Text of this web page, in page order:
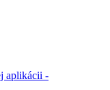
aplikácii -